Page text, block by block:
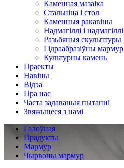
Каменная мазаіка
Стальніца і стол
Каменныя ракавіны
Надмагіллі і надмагіллі
Разьбяныя скульптуры
Гідраабразіўны мармур
Культурны камень
Праекты
Навіны
Відэа
Пра нас
Часта задаваныя пытанні
Звяжыцеся з намі
Галоўная
Прадукты
Мармур
Чырвоны мармур